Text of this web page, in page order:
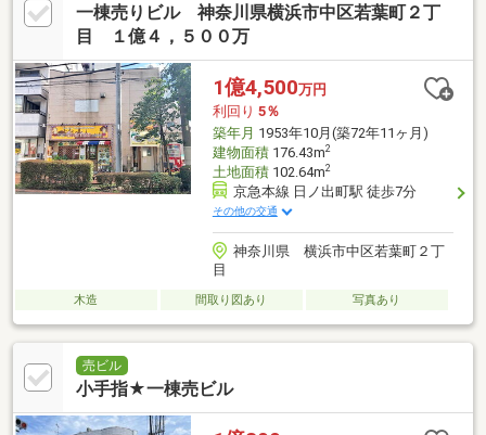
一棟売りビル 神奈川県横浜市中区若葉町２丁
目 １億４，５００万
1億4,500万円
利回り 5％
築年月 1953年10月(築72年11ヶ月)
建物面積176.43m2
土地面積102.64m2
京急本線 日ノ出町駅 徒歩7分
その他の交通
神奈川県 横浜市中区若葉町２丁
目
木造 間取り図あり 写真あり
売ビル
小手指★一棟売ビル